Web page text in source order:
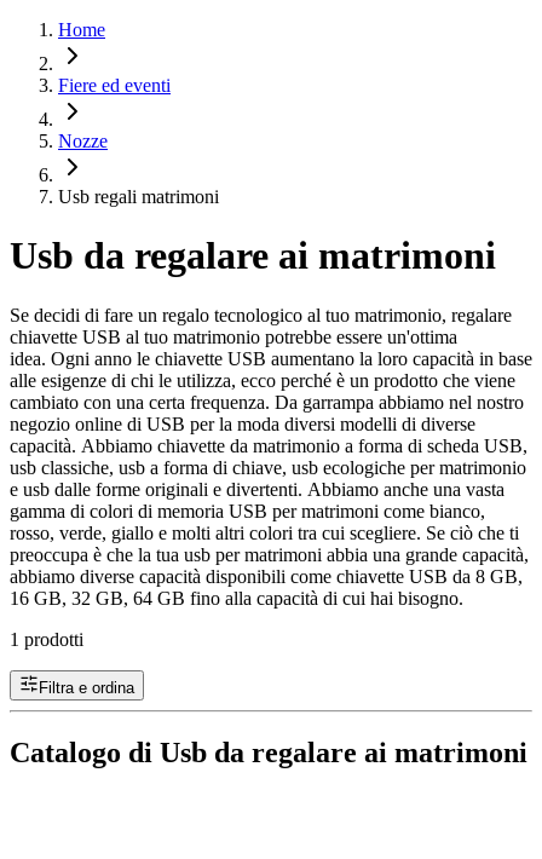
Home
Fiere ed eventi
Nozze
Usb regali matrimoni
Usb da regalare ai matrimoni
Se decidi di fare un regalo tecnologico al tuo matrimonio, regalare
chiavette USB al tuo matrimonio potrebbe essere un'ottima
idea. Ogni anno le chiavette USB aumentano la loro capacità in base
alle esigenze di chi le utilizza, ecco perché è un prodotto che viene
cambiato con una certa frequenza. Da garrampa abbiamo nel nostro
negozio online di USB per la moda diversi modelli di diverse
capacità. Abbiamo chiavette da matrimonio a forma di scheda USB,
usb classiche, usb a forma di chiave, usb ecologiche per matrimonio
e usb dalle forme originali e divertenti. Abbiamo anche una vasta
gamma di colori di memoria USB per matrimoni come bianco,
rosso, verde, giallo e molti altri colori tra cui scegliere. Se ciò che ti
preoccupa è che la tua usb per matrimoni abbia una grande capacità,
abbiamo diverse capacità disponibili come chiavette USB da 8 GB,
16 GB, 32 GB, 64 GB fino alla capacità di cui hai bisogno.
1 prodotti
Filtra e ordina
Catalogo di Usb da regalare ai matrimoni